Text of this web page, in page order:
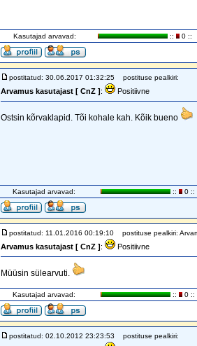
Kasutajad arvavad: :: 0 ::
postitatud: 30.06.2017 01:32:25 postituse pealkiri:
Arvamus kasutajast [ CnZ ]: Positiivne
Ostsin kõrvaklapid. Tõi kohale kah. Kõik bueno
Kasutajad arvavad: :: 0 ::
postitatud: 11.01.2016 00:19:10 postituse pealkiri:
Arvamus kasutajast [ CnZ ]: Positiivne
Müüsin sülearvuti.
Kasutajad arvavad: :: 0 ::
postitatud: 02.10.2012 23:23:53 postituse pealkiri: